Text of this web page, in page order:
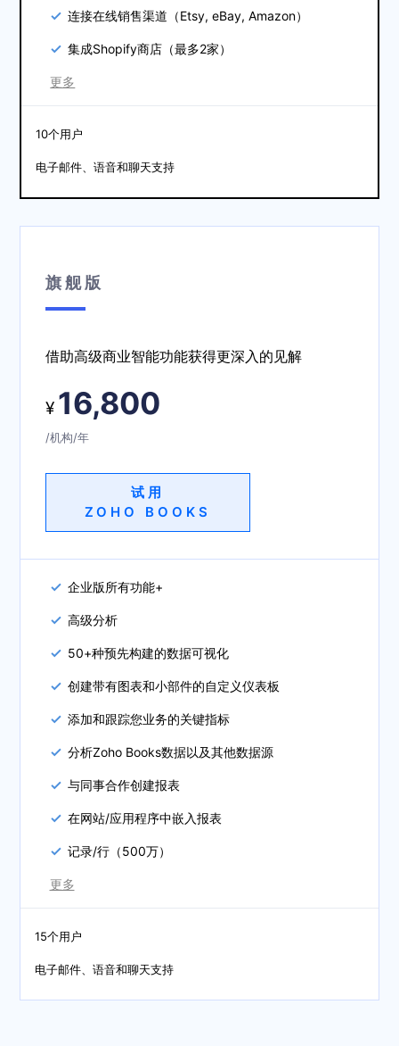
连接在线销售渠道（Etsy, eBay, Amazon）
集成Shopify商店（最多2家）
更多
10个用户
电子邮件、语音和聊天支持
旗舰版
借助高级商业智能功能获得更深入的见解
¥ 16,800
/机构/年
试用
ZOHO BOOKS
企业版所有功能+
高级分析
50+种预先构建的数据可视化
创建带有图表和小部件的自定义仪表板
添加和跟踪您业务的关键指标
分析Zoho Books数据以及其他数据源
与同事合作创建报表
在网站/应用程序中嵌入报表
记录/行（500万）
更多
15个用户
电子邮件、语音和聊天支持